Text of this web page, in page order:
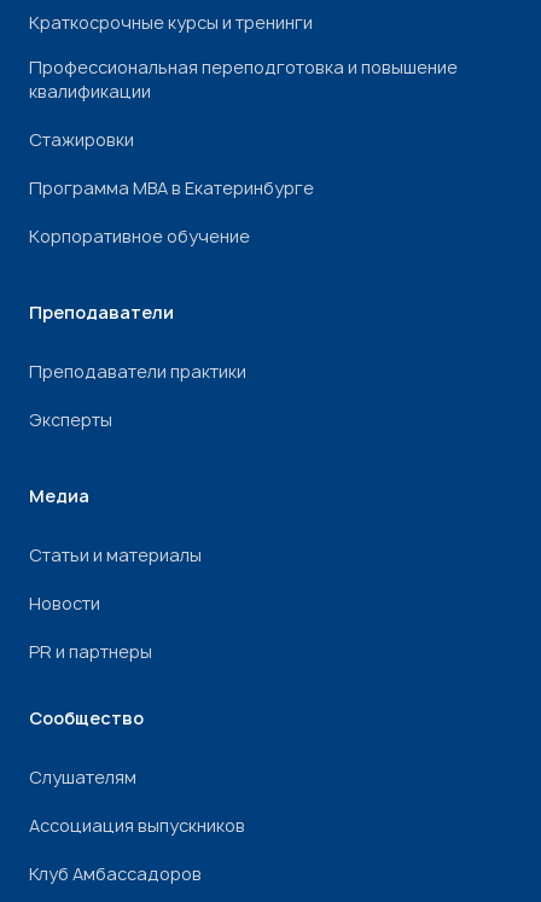
Краткосрочные курсы и тренинги
Профессиональная переподготовка и повышение
квалификации
Стажировки
Программа МВА в Екатеринбурге
Корпоративное обучение
Преподаватели
Преподаватели практики
Эксперты
Медиа
Статьи и материалы
Новости
PR и партнеры
Сообщество
Слушателям
Ассоциация выпускников
Клуб Амбассадоров